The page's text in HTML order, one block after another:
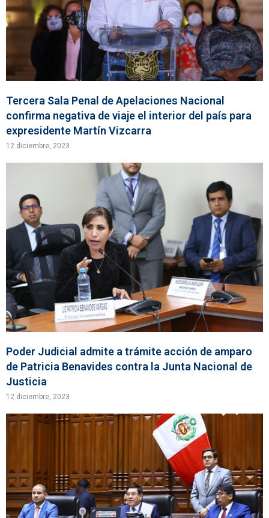
Tercera Sala Penal de Apelaciones Nacional
confirma negativa de viaje el interior del país para
expresidente Martín Vizcarra
12 diciembre, 2023
Poder Judicial admite a trámite acción de amparo
de Patricia Benavides contra la Junta Nacional de
Justicia
12 diciembre, 2023